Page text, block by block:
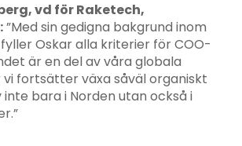
vd för Raketech,
”Med sin gedigna bakgrund inom
Oskar alla kriterier för COO-
är en del av våra globala
fortsätter växa såväl organiskt
bara i Norden utan också i